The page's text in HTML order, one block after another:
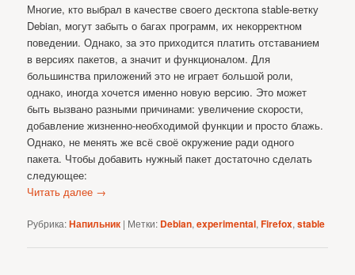
Многие, кто выбрал в качестве своего десктопа stable-ветку
Debian, могут забыть о багах программ, их некорректном
поведении. Однако, за это приходится платить отставанием
в версиях пакетов, а значит и функционалом. Для
большинства приложений это не играет большой роли,
однако, иногда хочется именно новую версию. Это может
быть вызвано разными причинами: увеличение скорости,
добавление жизненно-необходимой функции и просто блажь.
Однако, не менять же всё своё окружение ради одного
пакета. Чтобы добавить нужный пакет достаточно сделать
следующее:
Читать далее →
Рубрика:Напильник | Метки: Debian,experimental,Firefox,stable